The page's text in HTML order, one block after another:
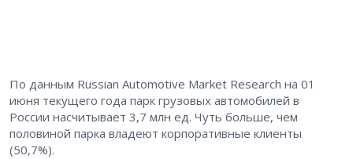
По данным Russian Automotive Market Research на 01
июня текущего года парк грузовых автомобилей в
России насчитывает 3,7 млн ед. Чуть больше, чем
половиной парка владеют корпоративные клиенты
(50,7%).